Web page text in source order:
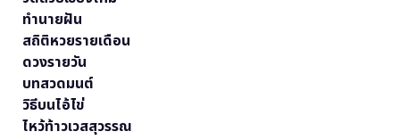
ทำนายฝัน
สถิติหวยรายเดือน
ดวงรายวัน
บทสวดมนต์
วิธีบนไอ้ไข่
ไหว้ท้าวเวสสุวรรณ